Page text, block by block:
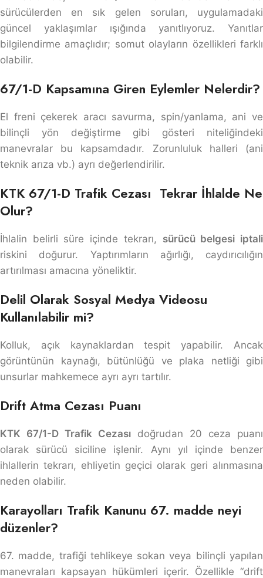
sürücülerden en sık gelen soruları, uygulamadaki
güncel yaklaşımlar ışığında yanıtlıyoruz. Yanıtlar
bilgilendirme amaçlıdır; somut olayların özellikleri farklı
olabilir.
67/1-D Kapsamına Giren Eylemler Nelerdir?
El freni çekerek aracı savurma, spin/yanlama, ani ve
bilinçli yön değiştirme gibi gösteri niteliğindeki
manevralar bu kapsamdadır. Zorunluluk halleri (ani
teknik arıza vb.) ayrı değerlendirilir.
KTK 67/1-D Trafik Cezası Tekrar İhlalde Ne
Olur?
İhlalin belirli süre içinde tekrarı, sürücü belgesi iptali
riskini doğurur. Yaptırımların ağırlığı, caydırıcılığın
artırılması amacına yöneliktir.
Delil Olarak Sosyal Medya Videosu
Kullanılabilir mi?
Kolluk, açık kaynaklardan tespit yapabilir. Ancak
görüntünün kaynağı, bütünlüğü ve plaka netliği gibi
unsurlar mahkemece ayrı ayrı tartılır.
Drift Atma Cezası Puanı
KTK 67/1-D Trafik Cezası doğrudan 20 ceza puanı
olarak sürücü siciline işlenir. Aynı yıl içinde benzer
ihlallerin tekrarı, ehliyetin geçici olarak geri alınmasına
neden olabilir.
Karayolları Trafik Kanunu 67. madde neyi
düzenler?
67. madde, trafiği tehlikeye sokan veya bilinçli yapılan
manevraları kapsayan hükümleri içerir. Özellikle “drift